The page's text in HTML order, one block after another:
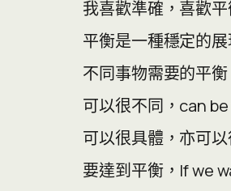
我喜歡準確，喜歡
平衡是一種穩定的
不同事物需要的平
可以很不同，can
可以很具體，亦可
要達到平衡，If we